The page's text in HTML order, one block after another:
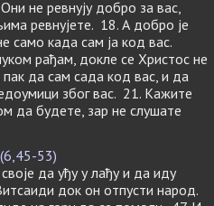
не ревнују добро за вас,
ревнујете. 18. А добро је
само када сам ја код вас.
рађам, докле се Христос не
да сам сада код вас, и да
због вас. 21. Кажите
да будете, зар не слушате
53)
да уђу у лађу и да иду
док он отпусти народ.